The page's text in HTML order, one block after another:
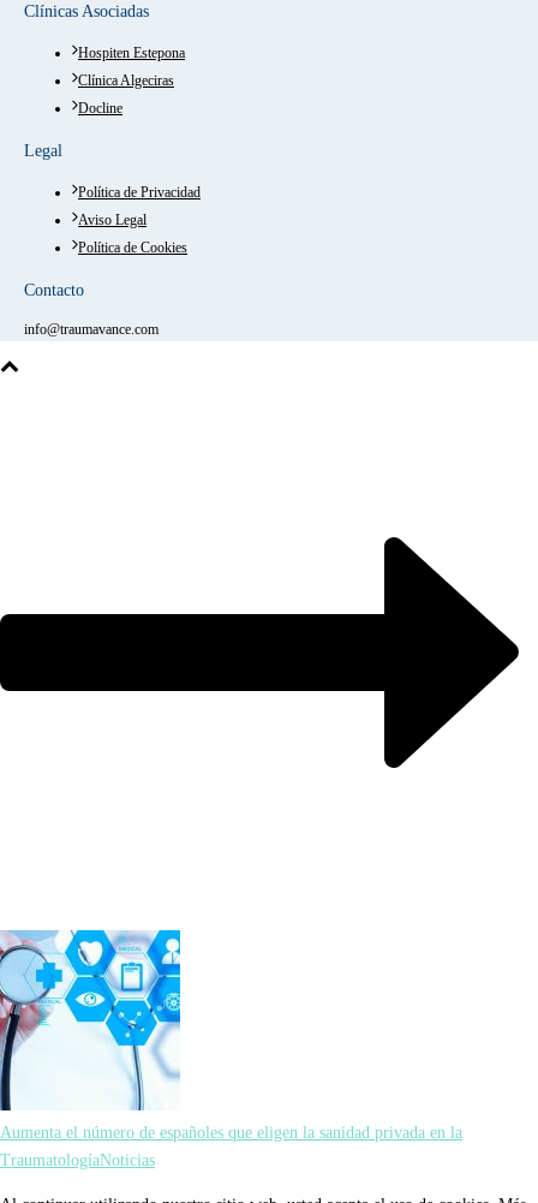
Clínicas Asociadas
Hospiten Estepona
Clínica Algeciras
Docline
Legal
Política de Privacidad
Aviso Legal
Política de Cookies
Contacto
info@traumavance.com
Aumenta el número de españoles que eligen la sanidad privada en la
TraumatologíaNoticias